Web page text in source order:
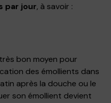
par jour, à savoir :
bon moyen pour
des émollients dans
après la douche ou le
son émollient devient